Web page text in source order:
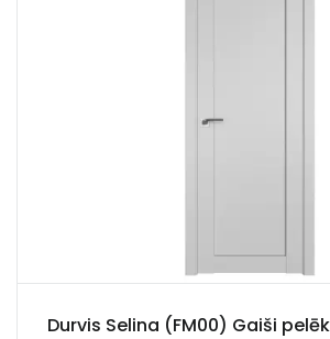
Durvis Selina (FM00) Gaiši